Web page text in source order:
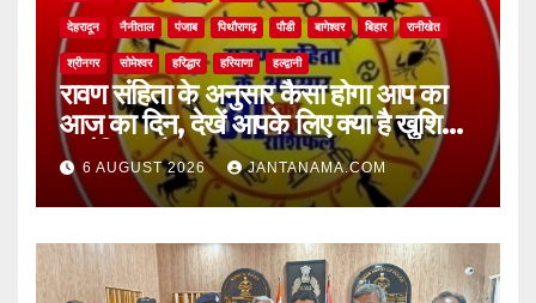
देहरादून नैनीताल पंजाब पिथौरागढ़ पौडी बागेश्वर बिहार रानीखेत
श्रीनगर सोमेश्वर हरिद्धार हरियाणा हल्द्वानी
रावण संहिता के अनुसार कैसा होगा आप का
आज का दिन, देखें आपके लिए क्या है खुशियां,
चुनौतियां और नए अवसर
6 AUGUST 2026 JANTANAMA.COM